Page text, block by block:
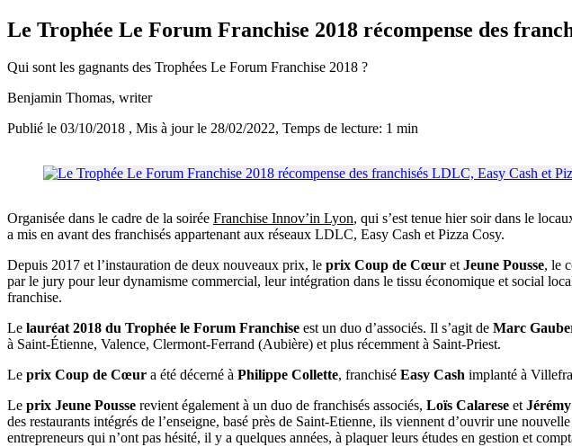
Le Trophée Le Forum Franchise 2018 récompense des
Qui sont les gagnants des Trophées Le Forum Franchise 2018 ?
Benjamin Thomas, writer
Publié le 03/10/2018 , Mis à jour le 28/02/2022, Temps de lecture: 1 min
Organisée dans le cadre de la soirée Franchise Innov’in Lyon, qui s’est tenue hier soir dans le
a mis en avant des franchisés appartenant aux réseaux LDLC, Easy Cash et Pizza Cosy.
Depuis 2017 et l’instauration de deux nouveaux prix, le prix Coup de Cœur etJeune Pousse, le
par le jury pour leur dynamisme commercial, leur intégration dans le tissu économique et social
franchise.
Le lauréat 2018 du Trophée le Forum Franchise est un duo d’associés. Il s’agit de Marc
à Saint-Étienne, Valence, Clermont-Ferrand (Aubière) et plus récemment à Saint-Priest.
Le prix Coup de Cœur a été décerné à Philippe Collette, franchisé Easy Cash implanté à
Le prix Jeune Pousse revient également à un duo de franchisés associés, Loïs Calarese et
des restaurants intégrés de l’enseigne, basé près de Saint-Etienne, ils viennent d’ouvrir une nouvelle
entrepreneurs qui n’ont pas hésité, il y a quelques années, à plaquer leurs études en gestion et